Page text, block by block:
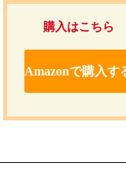
購入はこちら
Amazonで購入す